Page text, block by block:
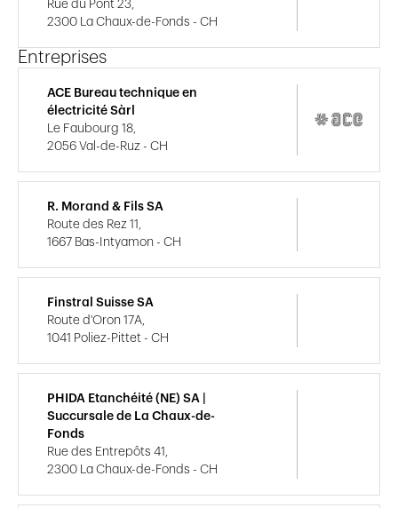
Rue du Pont 23,
2300 La Chaux-de-Fonds - CH
Entreprises
ACE Bureau technique en
électricité Sàrl
Le Faubourg 18,
2056 Val-de-Ruz - CH
R. Morand & Fils SA
Route des Rez 11,
1667 Bas-Intyamon - CH
Finstral Suisse SA
Route d'Oron 17A,
1041 Poliez-Pittet - CH
PHIDA Etanchéité (NE) SA |
Succursale de La Chaux-de-
Fonds
Rue des Entrepôts 41,
2300 La Chaux-de-Fonds - CH